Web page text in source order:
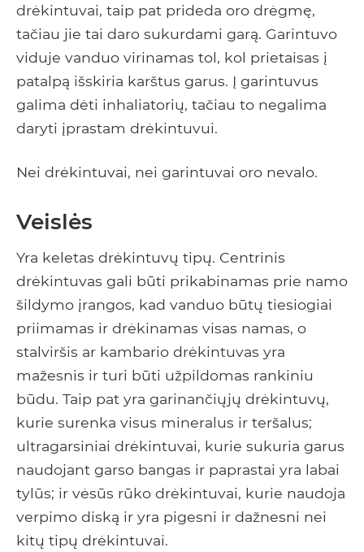
drėkintuvai, taip pat prideda oro drėgmę,
tačiau jie tai daro sukurdami garą. Garintuvo
viduje vanduo virinamas tol, kol prietaisas į
patalpą išskiria karštus garus. Į garintuvus
galima dėti inhaliatorių, tačiau to negalima
daryti įprastam drėkintuvui.
Nei drėkintuvai, nei garintuvai oro nevalo.
Veislės
Yra keletas drėkintuvų tipų. Centrinis
drėkintuvas gali būti prikabinamas prie namo
šildymo įrangos, kad vanduo būtų tiesiogiai
priimamas ir drėkinamas visas namas, o
stalviršis ar kambario drėkintuvas yra
mažesnis ir turi būti užpildomas rankiniu
būdu. Taip pat yra garinančiųjų drėkintuvų,
kurie surenka visus mineralus ir teršalus;
ultragarsiniai drėkintuvai, kurie sukuria garus
naudojant garso bangas ir paprastai yra labai
tylūs; ir vėsūs rūko drėkintuvai, kurie naudoja
verpimo diską ir yra pigesni ir dažnesni nei
kitų tipų drėkintuvai.